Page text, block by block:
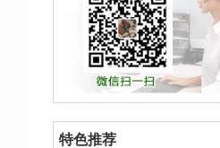
特色推荐